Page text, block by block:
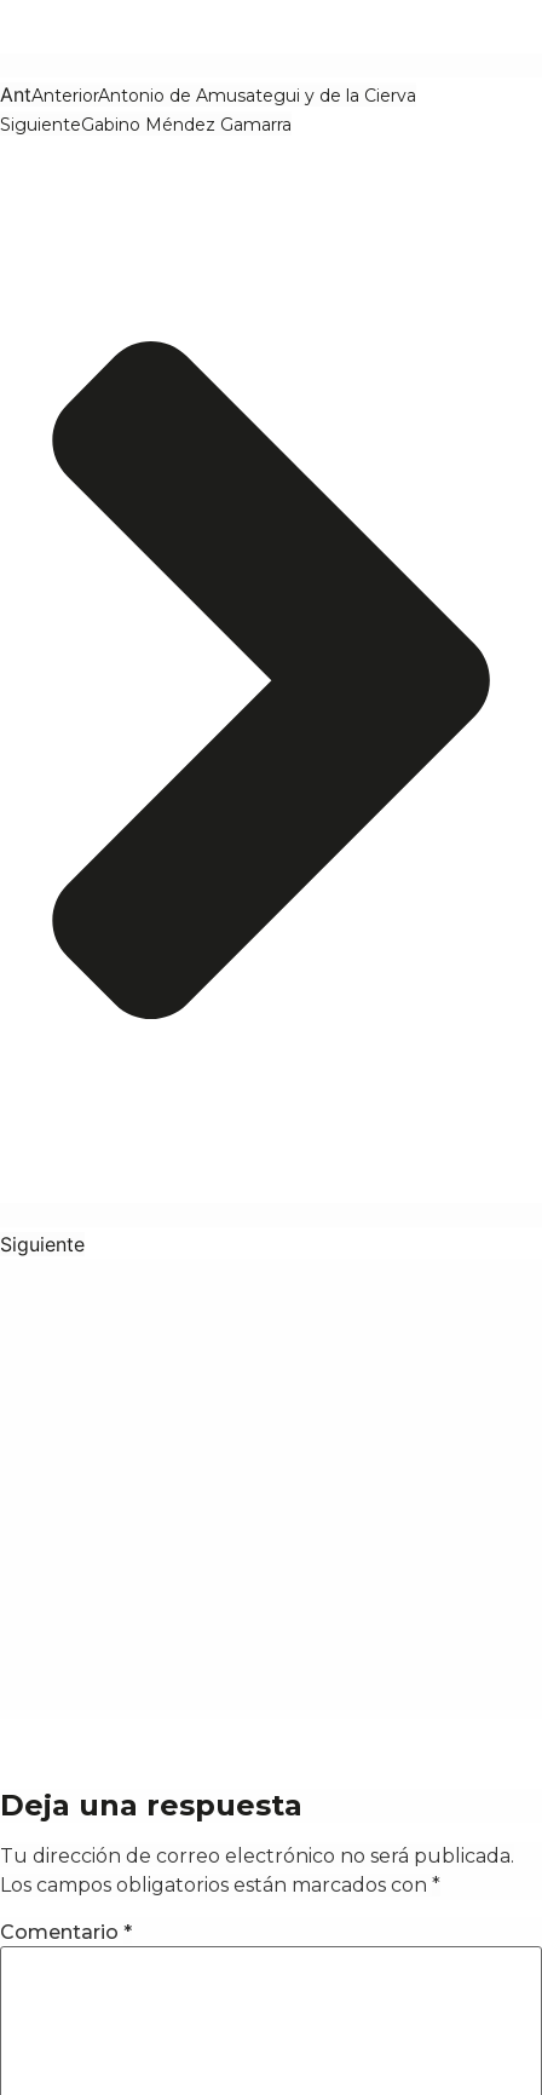
AntAnteriorAntonio de Amusategui y de la Cierva
SiguienteGabino Méndez Gamarra
Siguiente
Deja una respuesta
Tu dirección de correo electrónico no será publicada.
Los campos obligatorios están marcados con *
Comentario *